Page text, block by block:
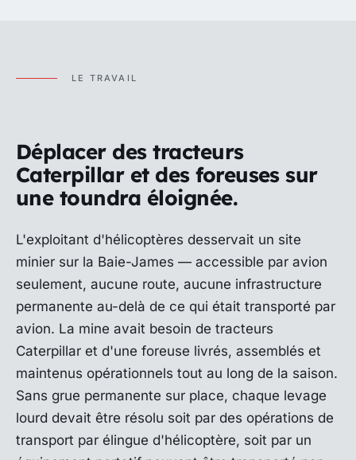
LE TRAVAIL
Déplacer des tracteurs
Caterpillar et des foreuses sur
une toundra éloignée.
L'exploitant d'hélicoptères desservait un site
minier sur la Baie-James — accessible par avion
seulement, aucune route, aucune infrastructure
permanente au-delà de ce qui était transporté par
avion. La mine avait besoin de tracteurs
Caterpillar et d'une foreuse livrés, assemblés et
maintenus opérationnels tout au long de la saison.
Sans grue permanente sur place, chaque levage
lourd devait être résolu soit par des opérations de
transport par élingue d'hélicoptère, soit par un